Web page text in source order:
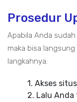
Prosedur
Apabila Anda
maka bisa
langkahnya.
1. Akses
2. Lalu